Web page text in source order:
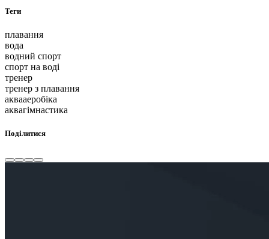
Теги
плавання
вода
водний спорт
спорт на воді
тренер
тренер з плавання
аквааеробіка
аквагімнастика
Поділитися